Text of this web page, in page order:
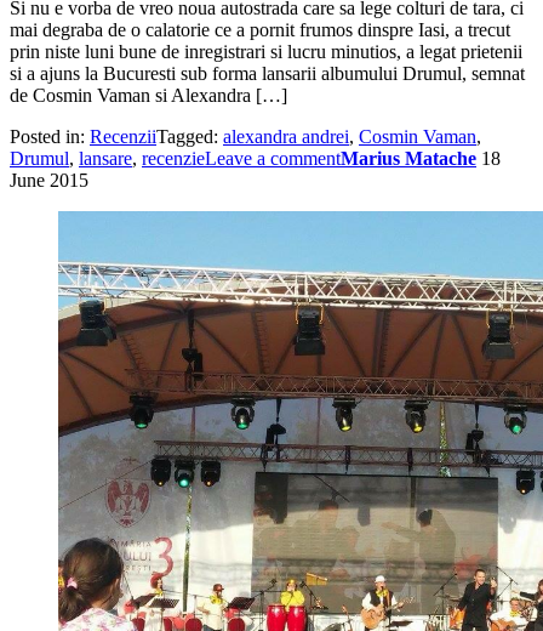
Si nu e vorba de vreo noua autostrada care sa lege colturi de tara, ci
mai degraba de o calatorie ce a pornit frumos dinspre Iasi, a trecut
prin niste luni bune de inregistrari si lucru minutios, a legat prietenii
si a ajuns la Bucuresti sub forma lansarii albumului Drumul, semnat
de Cosmin Vaman si Alexandra […]
Posted in: RecenziiTagged: alexandra andrei, Cosmin Vaman,
Drumul, lansare, recenzieLeave a commentMarius Matache 18
June 2015